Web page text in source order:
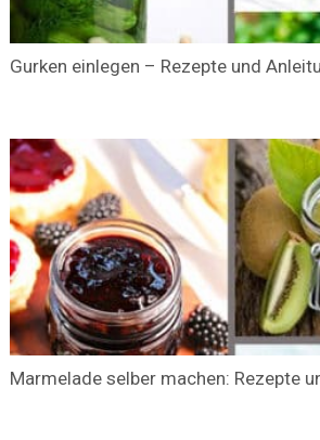
Gurken einlegen – Rezepte und
Marmelade selber machen: Rezepte